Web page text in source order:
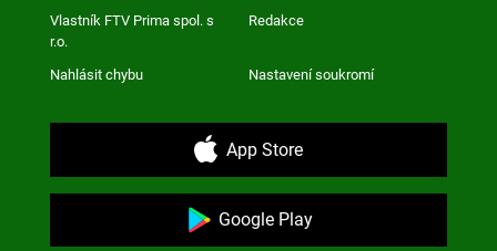
Vlastník FTV Prima spol. s
r.o.
Redakce
Nahlásit chybu Nastavení soukromí
App Store
Google Play